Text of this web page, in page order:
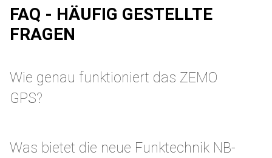
FAQ - HÄUFIG GESTELLTE
FRAGEN
Wie genau funktioniert das ZEMO
GPS?
Was bietet die neue Funktechnik NB-